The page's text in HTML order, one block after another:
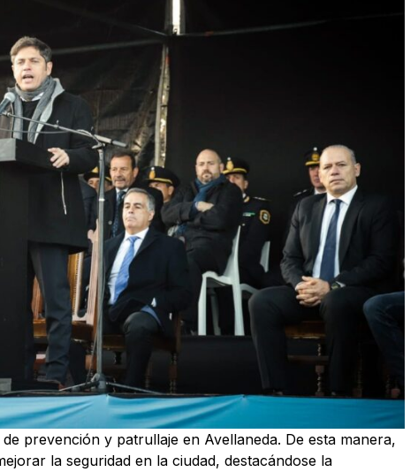
prevención y patrullaje en Avellaneda. De esta manera,
la seguridad en la ciudad, destacándose la